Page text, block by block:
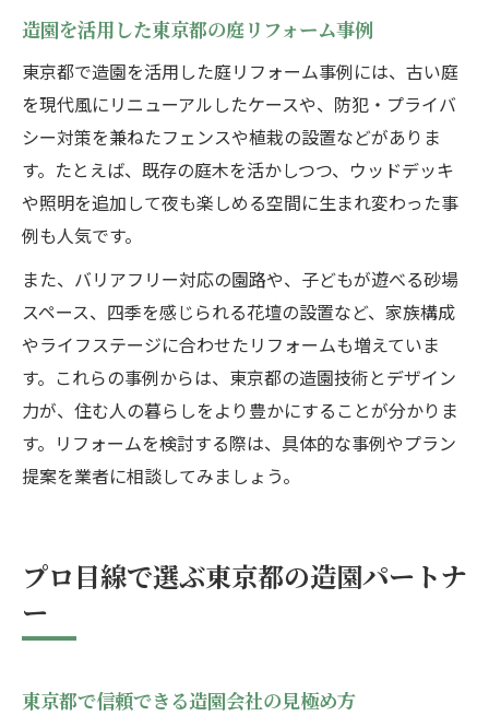
造園を活用した東京都の庭リフォーム事例
東京都で造園を活用した庭リフォーム事例には、古い庭
を現代風にリニューアルしたケースや、防犯・プライバ
シー対策を兼ねたフェンスや植栽の設置などがありま
す。たとえば、既存の庭木を活かしつつ、ウッドデッキ
や照明を追加して夜も楽しめる空間に生まれ変わった事
例も人気です。
また、バリアフリー対応の園路や、子どもが遊べる砂場
スペース、四季を感じられる花壇の設置など、家族構成
やライフステージに合わせたリフォームも増えていま
す。これらの事例からは、東京都の造園技術とデザイン
力が、住む人の暮らしをより豊かにすることが分かりま
す。リフォームを検討する際は、具体的な事例やプラン
提案を業者に相談してみましょう。
プロ目線で選ぶ東京都の造園パートナ
ー
東京都で信頼できる造園会社の見極め方